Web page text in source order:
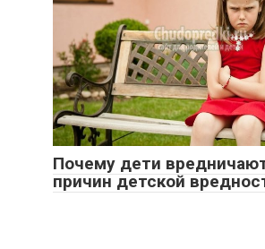
Почему дети
причин детской